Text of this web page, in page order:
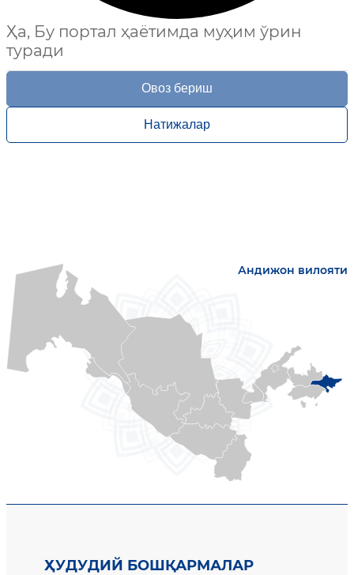
Ҳа, Бу портал ҳаётимда муҳим ўрин
туради
Овоз бериш
Натижалар
Андижон вилояти
ҲУДУДИЙ БОШҚАРМАЛАР